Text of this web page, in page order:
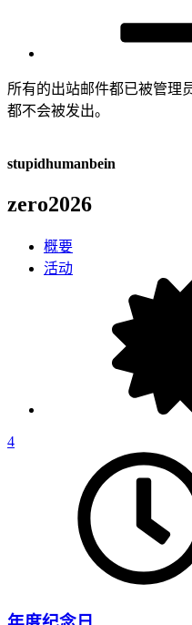
所有的出站邮件都已被管理
都不会被发出。
stupidhumanbein
zero2026
概要
活动
4